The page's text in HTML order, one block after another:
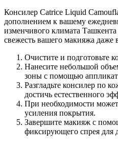
Консилер Catrice Liquid
дополнением к вашему
изменчивого климата
свежесть вашего макияжа даже
Очистите и подготовьте
Нанесите небольшой
зоны с помощью
Разгладьте консилер по
достичь естественного
При необходимости
усиления покрытия.
Завершите макияж с
фиксирующего спрея для